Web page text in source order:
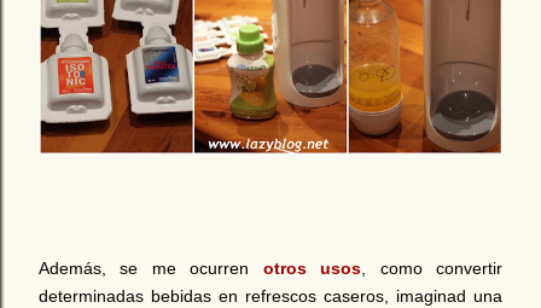
Además, se me ocurren otros usos, como convertir
determinadas bebidas en refrescos caseros, imaginad una